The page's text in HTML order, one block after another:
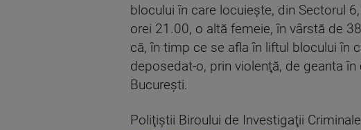
blocului în care locuieşte, din Sectorul
orei 21.00, o altă femeie, în vârstă de
că, în timp ce se afla în liftul blocului în
deposedat-o, prin violenţă, de geanta
Bucureşti.
Poliţiştii Biroului de Investigaţii